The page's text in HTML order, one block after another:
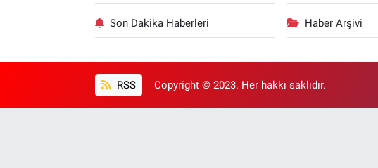
Son Dakika Haberleri Haber Arşivi
RSS Copyright © 2023. Her hakkı saklıdır.